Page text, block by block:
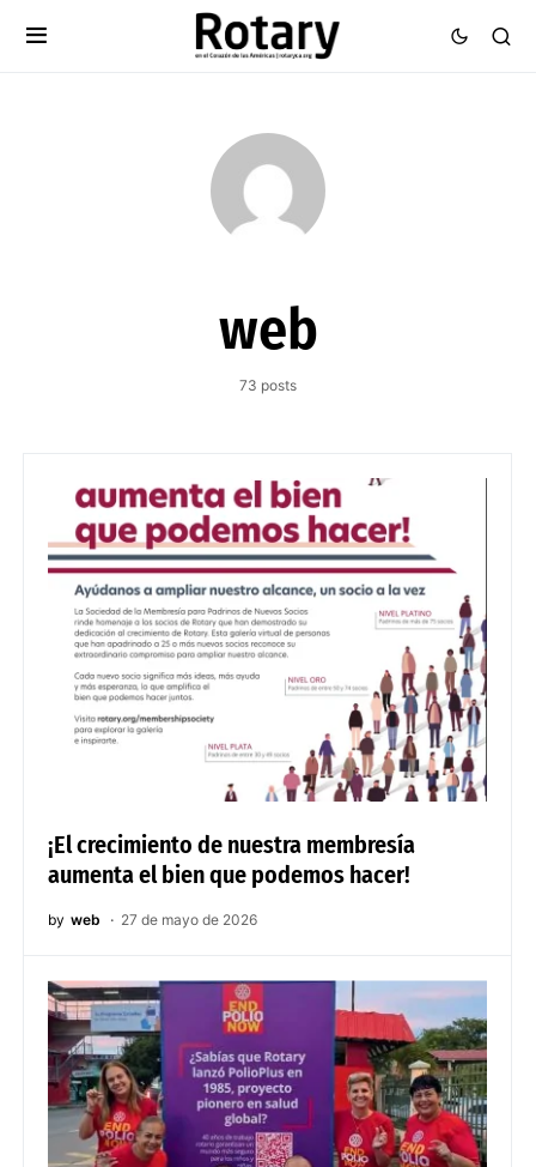
web
73 posts
¡El crecimiento de nuestra membresía
aumenta el bien que podemos hacer!
by web 27 de mayo de 2026